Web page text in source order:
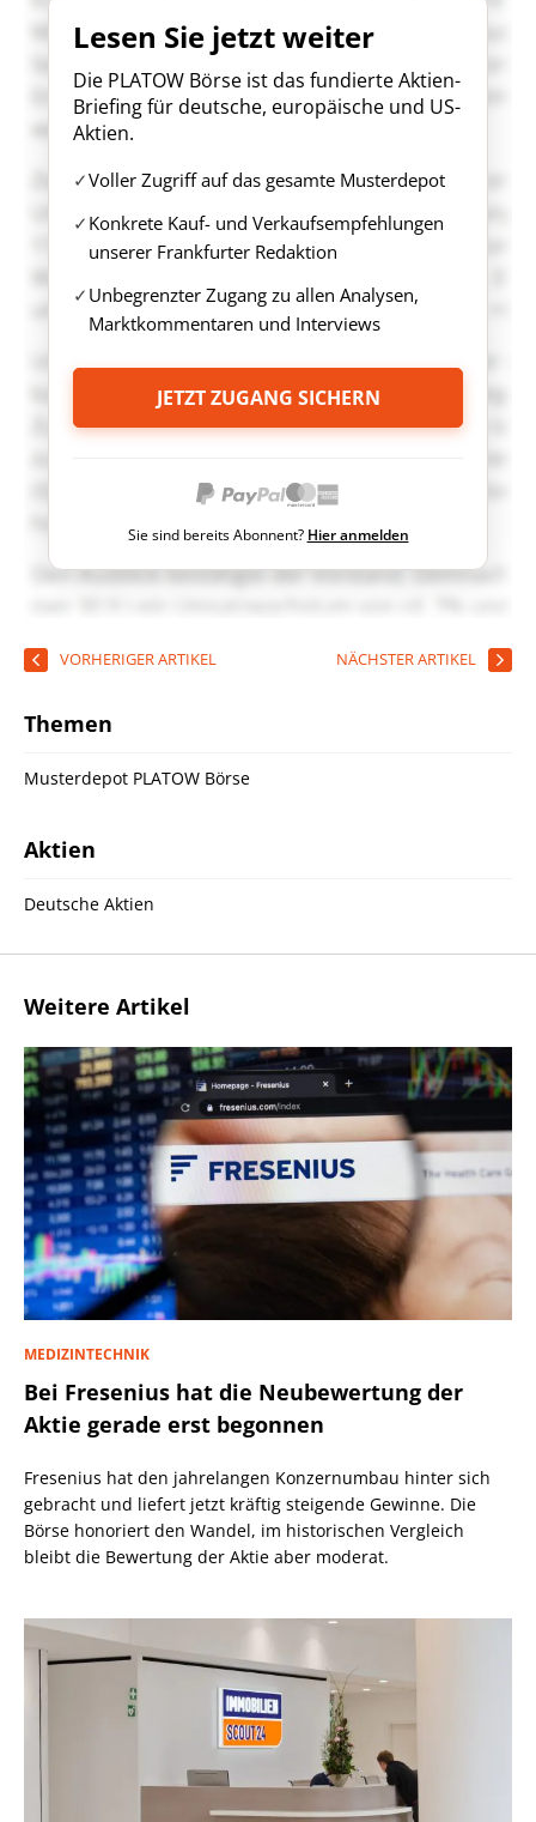
Lesen Sie jetzt weiter
Die PLATOW Börse ist das fundierte Aktien-
Briefing für deutsche, europäische und US-
Aktien.
Voller Zugriff auf das gesamte Musterdepot
Konkrete Kauf- und Verkaufsempfehlungen
unserer Frankfurter Redaktion
Unbegrenzter Zugang zu allen Analysen,
Marktkommentaren und Interviews
JETZT ZUGANG SICHERN
Sie sind bereits Abonnent? Hier anmelden
VORHERIGER ARTIKEL NÄCHSTER ARTIKEL
Themen
Musterdepot PLATOW Börse
Aktien
Deutsche Aktien
Weitere Artikel
MEDIZINTECHNIK
Bei Fresenius hat die Neubewertung der
Aktie gerade erst begonnen
Fresenius hat den jahrelangen Konzernumbau hinter sich
gebracht und liefert jetzt kräftig steigende Gewinne. Die
Börse honoriert den Wandel, im historischen Vergleich
bleibt die Bewertung der Aktie aber moderat.